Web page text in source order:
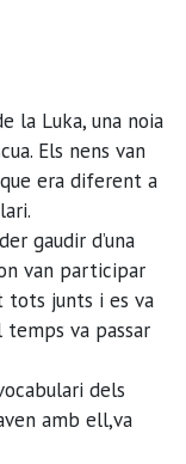
la Luka, una noia
Els nens van
era diferent a
gaudir d’una
van participar
tots junts i es va
va passar
dels
amb ell,va